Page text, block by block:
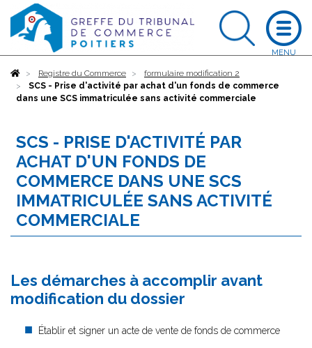
AccueilRegistre du Commerce
formulaire modification 2
SCS - Prise d'activité par achat d'un fonds de commerce
dans une SCS immatriculée sans activité commerciale
SCS - PRISE D'ACTIVITÉ PAR
ACHAT D'UN FONDS DE
COMMERCE DANS UNE SCS
IMMATRICULÉE SANS ACTIVITÉ
COMMERCIALE
Les démarches à accomplir avant
modification du dossier
Établir et signer un acte de vente de fonds de commerce